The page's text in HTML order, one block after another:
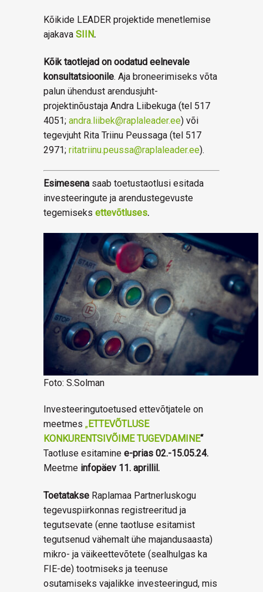
Kõikide LEADER projektide menetlemise
ajakava SIIN.
Kõik taotlejad on oodatud eelnevale
konsultatsioonile. Aja broneerimiseks võta
palun ühendust arendusjuht-
projektinõustaja Andra Liibekuga (tel 517
4051; andra.liibek@raplaleader.ee) või
tegevjuht Rita Triinu Peussaga (tel 517
2971; ritatriinu.peussa@raplaleader.ee).
Esimesena saab toetustaotlusi esitada
investeeringute ja arendustegevuste
tegemiseks ettevõtluses.
Foto: S.Solman
Investeeringutoetused ettevõtjatele on
meetmes „ETTEVÕTLUSE
KONKURENTSIVÕIME TUGEVDAMINE“
Taotluse esitamine e-prias 02.-15.05.24.
Meetme infopäev 11. aprillil.
Toetatakse Raplamaa Partnerluskogu
tegevuspiirkonnas registreeritud ja
tegutsevate (enne taotluse esitamist
tegutsenud vähemalt ühe majandusaasta)
mikro- ja väikeettevõtete (sealhulgas ka
FIE-de) tootmiseks ja teenuse
osutamiseks vajalikke investeeringud, mis